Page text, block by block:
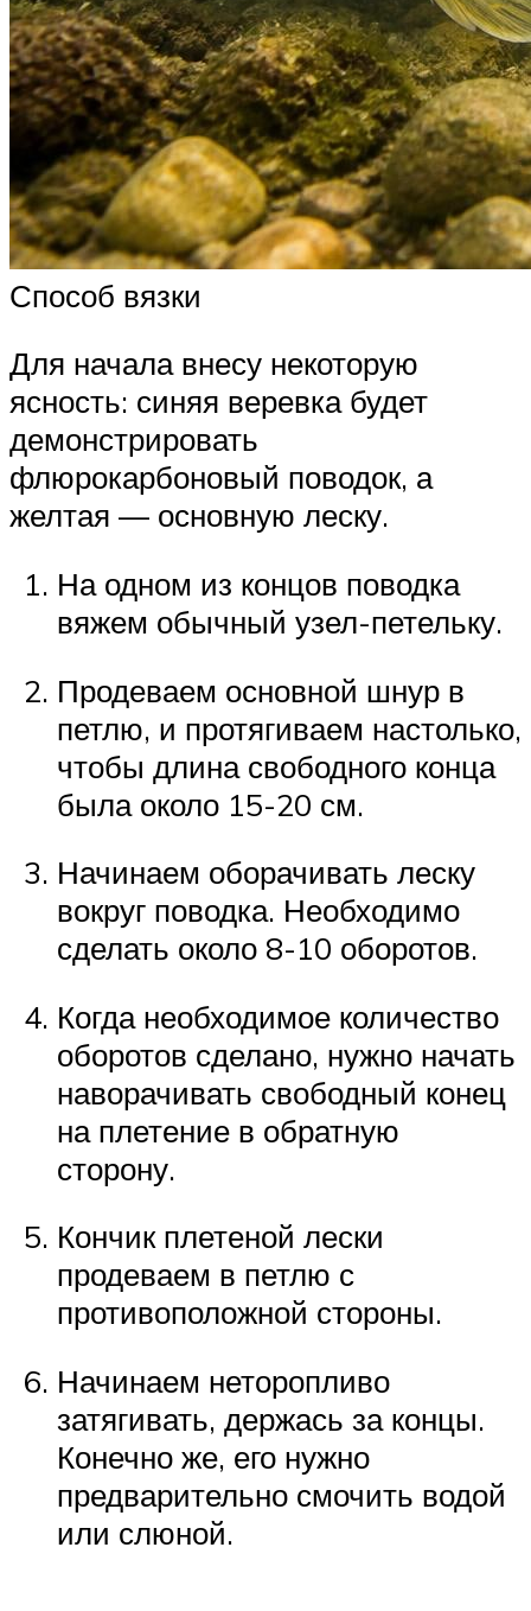
Способ вязки
Для начала внесу некоторую
ясность: синяя веревка будет
демонстрировать
флюрокарбоновый поводок, а
желтая — основную леску.
На одном из концов поводка
вяжем обычный узел-петельку.
Продеваем основной шнур в
петлю, и протягиваем настолько,
чтобы длина свободного конца
была около 15-20 см.
Начинаем оборачивать леску
вокруг поводка. Необходимо
сделать около 8-10 оборотов.
Когда необходимое количество
оборотов сделано, нужно начать
наворачивать свободный конец
на плетение в обратную
сторону.
Кончик плетеной лески
продеваем в петлю с
противоположной стороны.
Начинаем неторопливо
затягивать, держась за концы.
Конечно же, его нужно
предварительно смочить водой
или слюной.